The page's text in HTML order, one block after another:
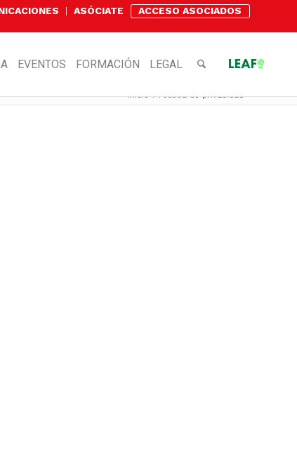
ASÓCIATE
ACCESO ASOCIADOS
EVENTOS FORMACIÓN LEGAL
Inicio / Política de privacidad